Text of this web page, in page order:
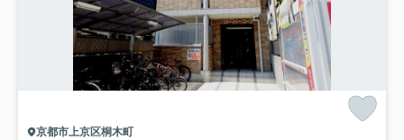
京都市上京区桐木町